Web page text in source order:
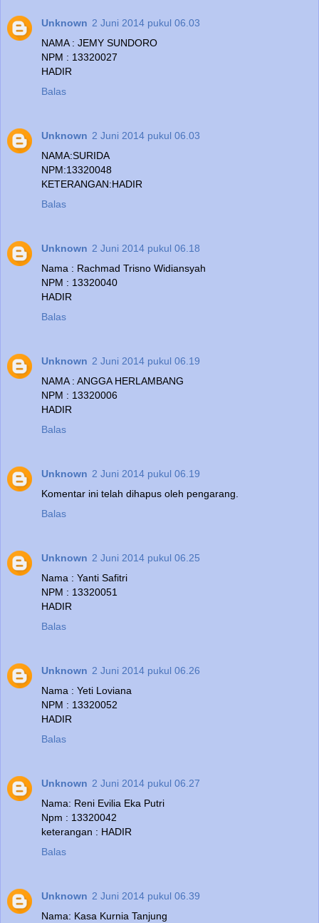
Unknown 2 Juni 2014 pukul 06.03
NAMA : JEMY SUNDORO
NPM : 13320027
HADIR
Balas
Unknown 2 Juni 2014 pukul 06.03
NAMA:SURIDA
NPM:13320048
KETERANGAN:HADIR
Balas
Unknown 2 Juni 2014 pukul 06.18
Nama : Rachmad Trisno Widiansyah
NPM : 13320040
HADIR
Balas
Unknown 2 Juni 2014 pukul 06.19
NAMA : ANGGA HERLAMBANG
NPM : 13320006
HADIR
Balas
Unknown 2 Juni 2014 pukul 06.19
Komentar ini telah dihapus oleh pengarang.
Balas
Unknown 2 Juni 2014 pukul 06.25
Nama : Yanti Safitri
NPM : 13320051
HADIR
Balas
Unknown 2 Juni 2014 pukul 06.26
Nama : Yeti Loviana
NPM : 13320052
HADIR
Balas
Unknown 2 Juni 2014 pukul 06.27
Nama: Reni Evilia Eka Putri
Npm : 13320042
keterangan : HADIR
Balas
Unknown 2 Juni 2014 pukul 06.39
Nama: Kasa Kurnia Tanjung